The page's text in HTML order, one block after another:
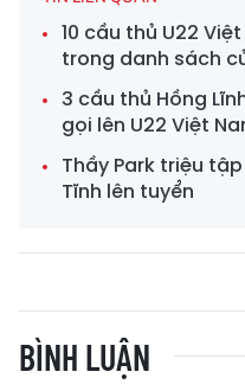
10 cầu thủ U22
trong danh sách
3 cầu thủ Hồng
gọi lên U22 Việt
Thầy Park triệu
Tĩnh lên tuyển
BÌNH LUẬN